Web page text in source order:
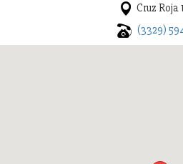
Cruz Roja
(3329)